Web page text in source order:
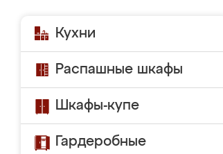
Кухни
Распашные шкафы
Шкафы-купе
Гардеробные